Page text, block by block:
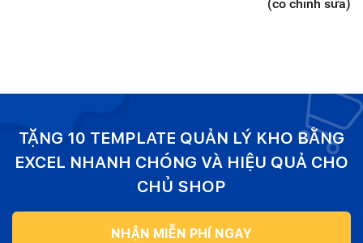
(có chỉnh sửa)
TẶNG 10 TEMPLATE QUẢN LÝ KHO BẰNG
EXCEL NHANH CHÓNG VÀ HIỆU QUẢ CHO
CHỦ SHOP
NHẬN MIỄN PHÍ NGAY